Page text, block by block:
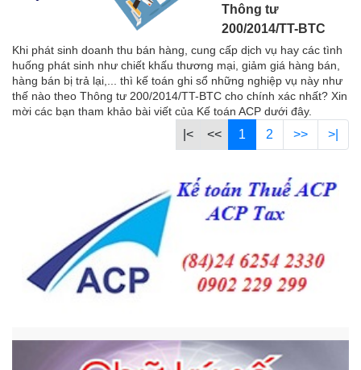
Thông tư
200/2014/TT-BTC
Khi phát sinh doanh thu bán hàng, cung cấp dịch vụ hay các tình
huống phát sinh như chiết khấu thương mại, giảm giá hàng bán,
hàng bán bị trả lại,... thì kế toán ghi sổ những nghiệp vụ này như
thế nào theo Thông tư 200/2014/TT-BTC cho chính xác nhất? Xin
mời các bạn tham khảo bài viết của Kế toán ACP dưới đây.
|< << 1 2 >> >|